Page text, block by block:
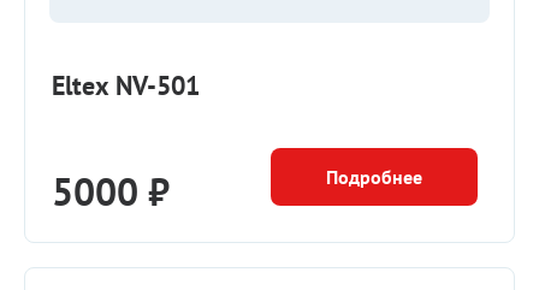
Eltex NV-501
5000 ₽ Подробнее